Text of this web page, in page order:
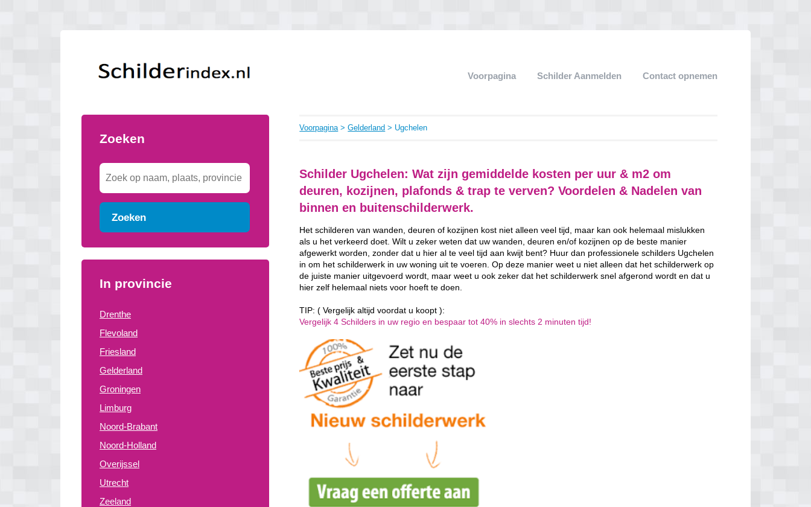
Voorpagina Schilder Aanmelden Contact opnemen
Zoeken
Zoeken
In provincie
Drenthe
Flevoland
Friesland
Gelderland
Groningen
Limburg
Noord-Brabant
Noord-Holland
Overijssel
Utrecht
Zeeland
Voorpagina>Gelderland > Ugchelen
Schilder Ugchelen: Wat zijn gemiddelde kosten per uur & m2 om
deuren, kozijnen, plafonds & trap te verven? Voordelen & Nadelen van
binnen en buitenschilderwerk.
Het schilderen van wanden, deuren of kozijnen kost niet alleen veel tijd, maar kan ook helemaal mislukken
als u het verkeerd doet. Wilt u zeker weten dat uw wanden, deuren en/of kozijnen op de beste manier
afgewerkt worden, zonder dat u hier al te veel tijd aan kwijt bent? Huur dan professionele schilders Ugchelen
in om het schilderwerk in uw woning uit te voeren. Op deze manier weet u niet alleen dat het schilderwerk op
de juiste manier uitgevoerd wordt, maar weet u ook zeker dat het schilderwerk snel afgerond wordt en dat u
hier zelf helemaal niets voor hoeft te doen.
TIP: ( Vergelijk altijd voordat u koopt ):
Vergelijk 4 Schilders in uw regio en bespaar tot 40% in slechts 2 minuten tijd!